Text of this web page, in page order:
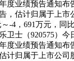
年度业绩预告通知
，估计归属于上
-4，691万元，同
卫士（920575）
年度业绩预告通知
计归属于上市公司